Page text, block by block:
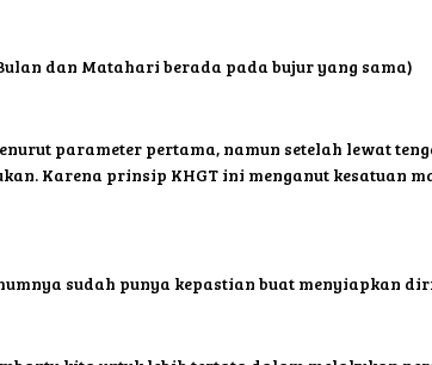
dan Matahari berada pada bujur yang sama)
parameter pertama, namun setelah lewat
Karena prinsip KHGT ini menganut kesatuan
sudah punya kepastian buat menyiapkan